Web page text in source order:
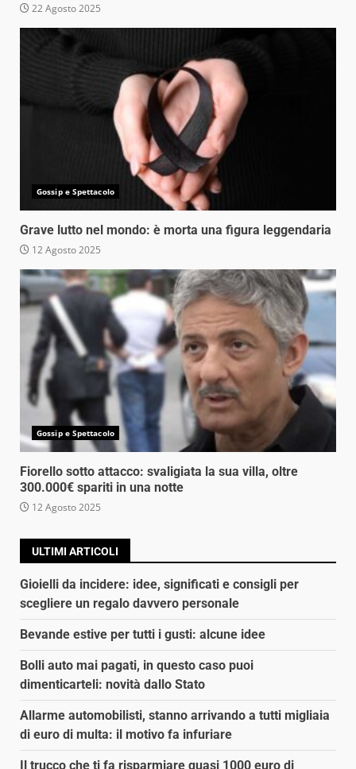
22 Agosto 2025
Gossip e Spettacolo
Grave lutto nel mondo: è morta una figura leggendaria
12 Agosto 2025
Gossip e Spettacolo
Fiorello sotto attacco: svaligiata la sua villa, oltre
300.000€ spariti in una notte
12 Agosto 2025
ULTIMI ARTICOLI
Gioielli da incidere: idee, significati e consigli per
scegliere un regalo davvero personale
Bevande estive per tutti i gusti: alcune idee
Bolli auto mai pagati, in questo caso puoi
dimenticarteli: novità dallo Stato
Allarme automobilisti, stanno arrivando a tutti migliaia
di euro di multa: il motivo fa infuriare
Il trucco che ti fa risparmiare quasi 1000 euro di